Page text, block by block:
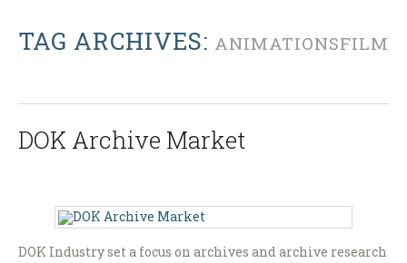
TAG ARCHIVES: ANIMATIONSFILM
DOK Archive Market
DOK Industry set a focus on archives and archive research